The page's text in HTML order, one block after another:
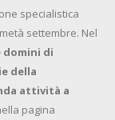
specialistica
settembre. Nel
domini di
della
attività a
pagina